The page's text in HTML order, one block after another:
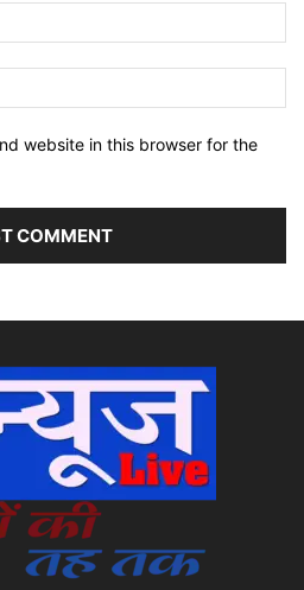
website in this browser for the